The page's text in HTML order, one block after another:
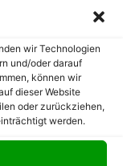
wir Technologien
und/oder darauf
können wir
dieser Website
oder zurückziehen,
werden.